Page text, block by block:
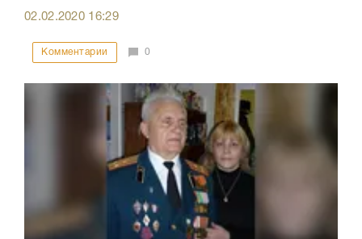
02.02.2020 16:29
Комментарии 0